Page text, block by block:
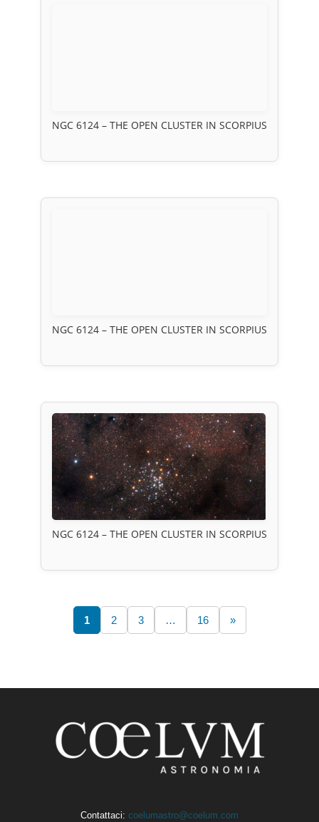
NGC 6124 – THE OPEN CLUSTER IN SCORPIUS
NGC 6124 – THE OPEN CLUSTER IN SCORPIUS
NGC 6124 – THE OPEN CLUSTER IN SCORPIUS
1 2 3 … 16 »
Contattaci: coelumastro@coelum.com